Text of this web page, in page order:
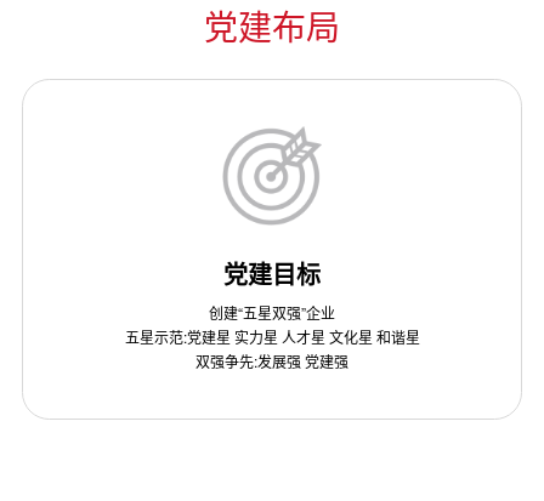
党建布局
党建目标
创建“五星双强”企业
五星示范:党建星 实力星 人才星 文化星 和谐星
双强争先:发展强 党建强